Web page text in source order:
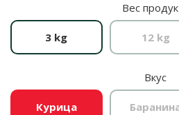
Вес
3 kg 12 kg
Вкус
Курица